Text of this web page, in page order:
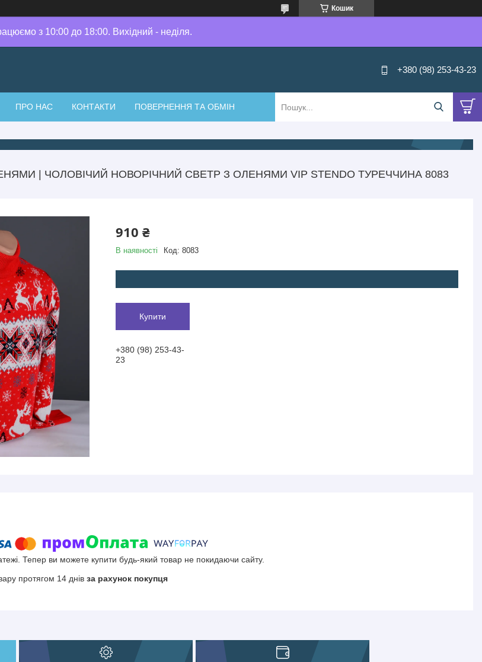
Кошик
з 10:00 до 18:00. Вихідний - неділя.
+380 (98) 253-43-23
ПРО НАС КОНТАКТИ ПОВЕРНЕННЯ ТА ОБМІН
| ЧОЛОВІЧИЙ НОВОРІЧНИЙ СВЕТР З ОЛЕНЯМИ VIP STENDO ТУРЕЧЧИНА 8083
910 ₴
В наявності Код: 8083
Купити
+380 (98) 253-43-
23
Тепер ви можете купити будь-який товар не покидаючи сайту.
протягом 14 днів за рахунок покупця